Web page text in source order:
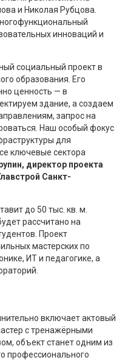
и Николая Рубцова.
инноваций и
социальный проект в
образования. Его
ценность — в
здание, а создаем
запрос на
Наш особый фокус
для
ключевые сектора
директор проекта
Санкт-
до 50 тыс. кв. м.
рассчитано на
Проект
мастерских по
ИТ и педагогике, а
включает актовый
с тренажёрными
объект станет одним из
профессионального